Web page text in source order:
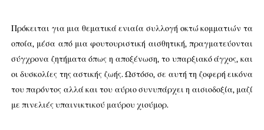
Πρόκειται για μια θεματικά ενιαία συλλογή οκτώ κομματιών τα
οποία, μέσα από μια φουτουριστική αισθητική, πραγματεύονται
σύγχρονα ζητήματα όπως η αποξένωση, το υπαρξιακό άγχος, και
οι δυσκολίες της αστικής ζωής. Ωστόσο, σε αυτή τη ζοφερή εικόνα
του παρόντος αλλά και του αύριο συνυπάρχει η αισιοδοξία, μαζί
με πινελιές υπαινικτικού μαύρου χιούμορ.